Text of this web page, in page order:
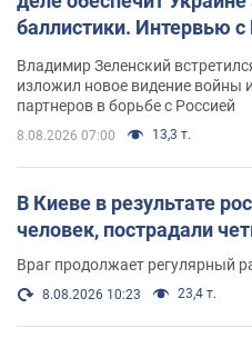
баллистики. Интервью
Владимир Зеленский
изложил новое видение войны
партнеров в борьбе с Россией
8.08.2026 07:00 13,3 т.
В Киеве в результате
человек, пострадали
Враг продолжает регулярный
8.08.2026 10:23 23,4 т.